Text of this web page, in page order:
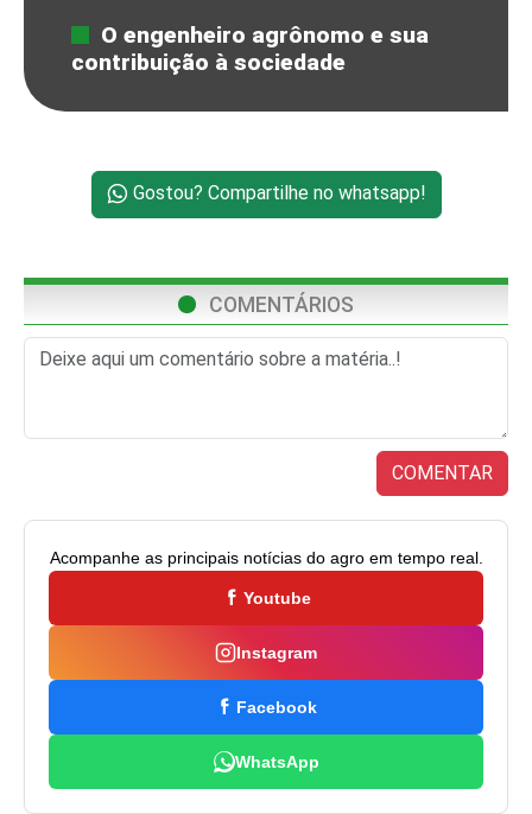
O engenheiro agrônomo e sua
contribuição à sociedade
Gostou? Compartilhe no whatsapp!
COMENTÁRIOS
COMENTAR
Acompanhe as principais notícias do agro em tempo real.
Youtube
Instagram
Facebook
WhatsApp